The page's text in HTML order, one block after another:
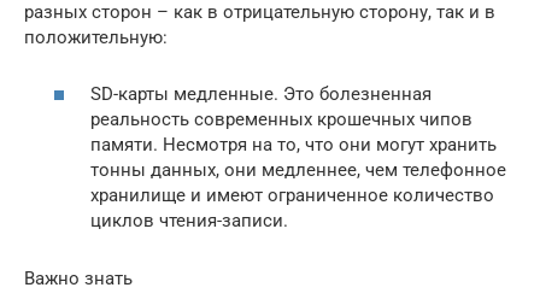
разных сторон – как в отрицательную сторону, так и в
положительную:
SD-карты медленные. Это болезненная
реальность современных крошечных чипов
памяти. Несмотря на то, что они могут хранить
тонны данных, они медленнее, чем телефонное
хранилище и имеют ограниченное количество
циклов чтения-записи.
Важно знать